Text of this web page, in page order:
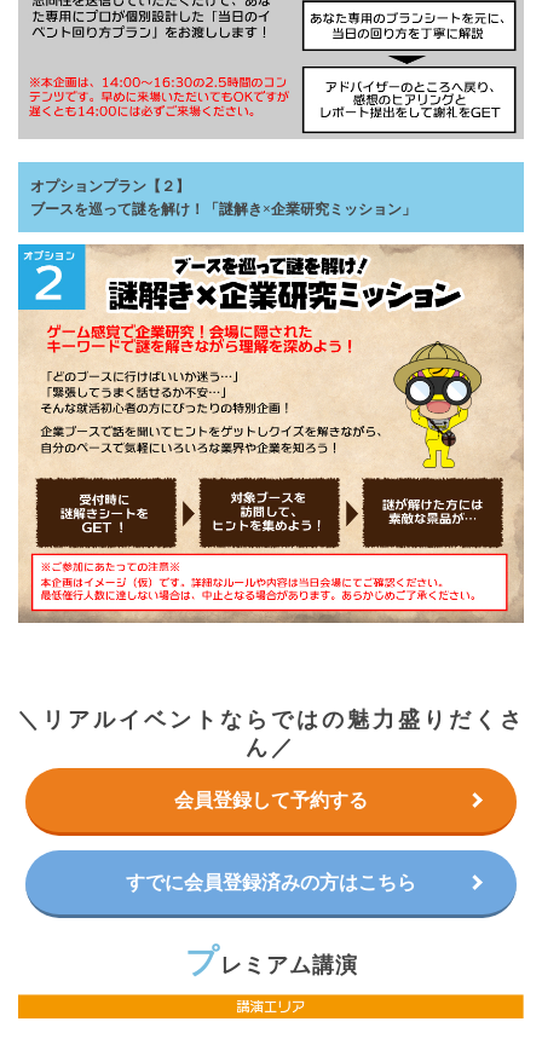
オプションプラン【２】
ブースを巡って謎を解け！「謎解き×企業研究ミッション」
＼リアルイベントならではの魅力盛りだくさ
ん／
会員登録して予約する
すでに会員登録済みの方はこちら
プレミアム講演